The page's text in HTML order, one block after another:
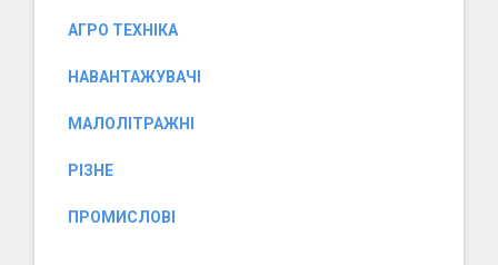
АГРО ТЕХНІКА
НАВАНТАЖУВАЧІ
МАЛОЛІТРАЖНІ
РІЗНЕ
ПРОМИСЛОВІ